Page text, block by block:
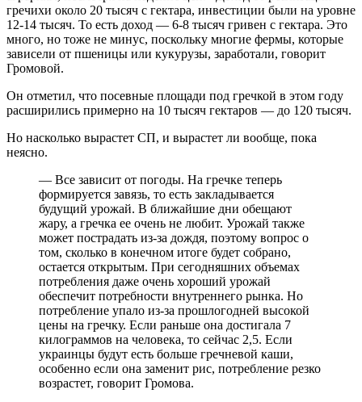
гречихи около 20 тысяч с гектара, инвестиции были на уровне
12-14 тысяч. То есть доход — 6-8 тысяч гривен с гектара. Это
много, но тоже не минус, поскольку многие фермы, которые
зависели от пшеницы или кукурузы, заработали, говорит
Громовой.
Он отметил, что посевные площади под гречкой в ​​этом году
расширились примерно на 10 тысяч гектаров — до 120 тысяч.
Но насколько вырастет СП, и вырастет ли вообще, пока
неясно.
— Все зависит от погоды. На гречке теперь
формируется завязь, то есть закладывается
будущий урожай. В ближайшие дни обещают
жару, а гречка ее очень не любит. Урожай также
может пострадать из-за дождя, поэтому вопрос о
том, сколько в конечном итоге будет собрано,
остается открытым. При сегодняшних объемах
потребления даже очень хороший урожай
обеспечит потребности внутреннего рынка. Но
потребление упало из-за прошлогодней высокой
цены на гречку. Если раньше она достигала 7
килограммов на человека, то сейчас 2,5. Если
украинцы будут есть больше гречневой каши,
особенно если она заменит рис, потребление резко
возрастет, говорит Громова.